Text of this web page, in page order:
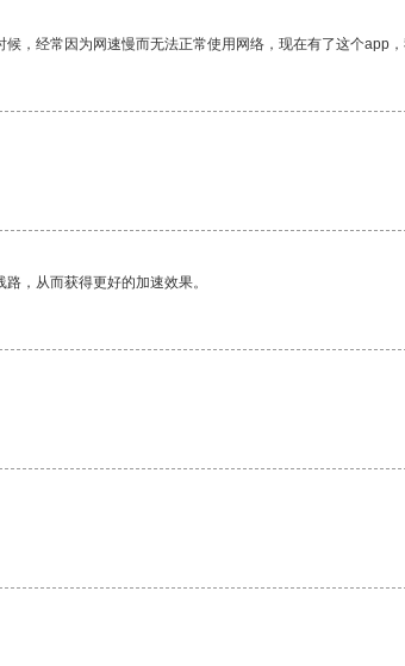
，经常因为网速慢而无法正常使用网络，现在有了这个app，
，从而获得更好的加速效果。